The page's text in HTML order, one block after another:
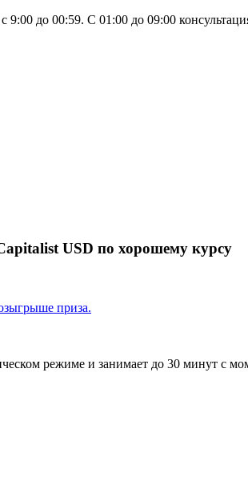
до 00:59. С 01:00 до 09:00
USD по хорошему курсу
приза.
режиме и занимает до 30 минут с